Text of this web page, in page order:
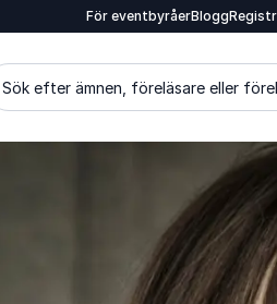
För eventbyråerBlogg
Sök efter ämnen, föreläsare eller